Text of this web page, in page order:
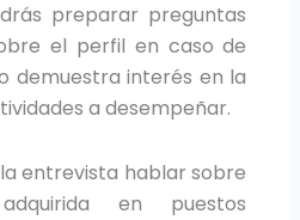
preparar preguntas
el perfil en caso de
demuestra interés en la
a desempeñar.
entrevista hablar sobre
en puestos